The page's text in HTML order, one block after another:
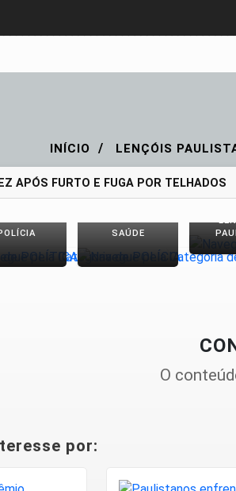
INÍCIO / LENÇÓIS
APÓS FURTO E FUGA POR TELHADOS
SAÚDE
O
por: